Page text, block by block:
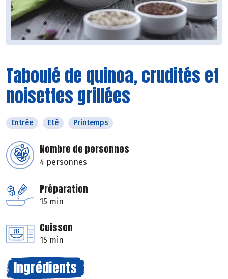
Taboulé de quinoa, crudités et
noisettes grillées
Entrée Eté Printemps
Nombre de personnes
4 personnes
Préparation
15 min
Cuisson
15 min
Ingrédients